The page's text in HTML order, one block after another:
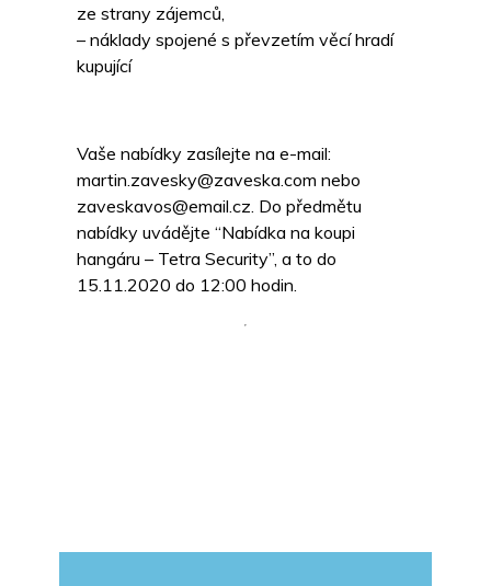
ze strany zájemců,
– náklady spojené s převzetím věcí hradí
kupující
Vaše nabídky zasílejte na e-mail:
martin.zavesky@zaveska.com nebo
zaveskavos@email.cz. Do předmětu
nabídky uvádějte “Nabídka na koupi
hangáru – Tetra Security”, a to do
15.11.2020 do 12:00 hodin.